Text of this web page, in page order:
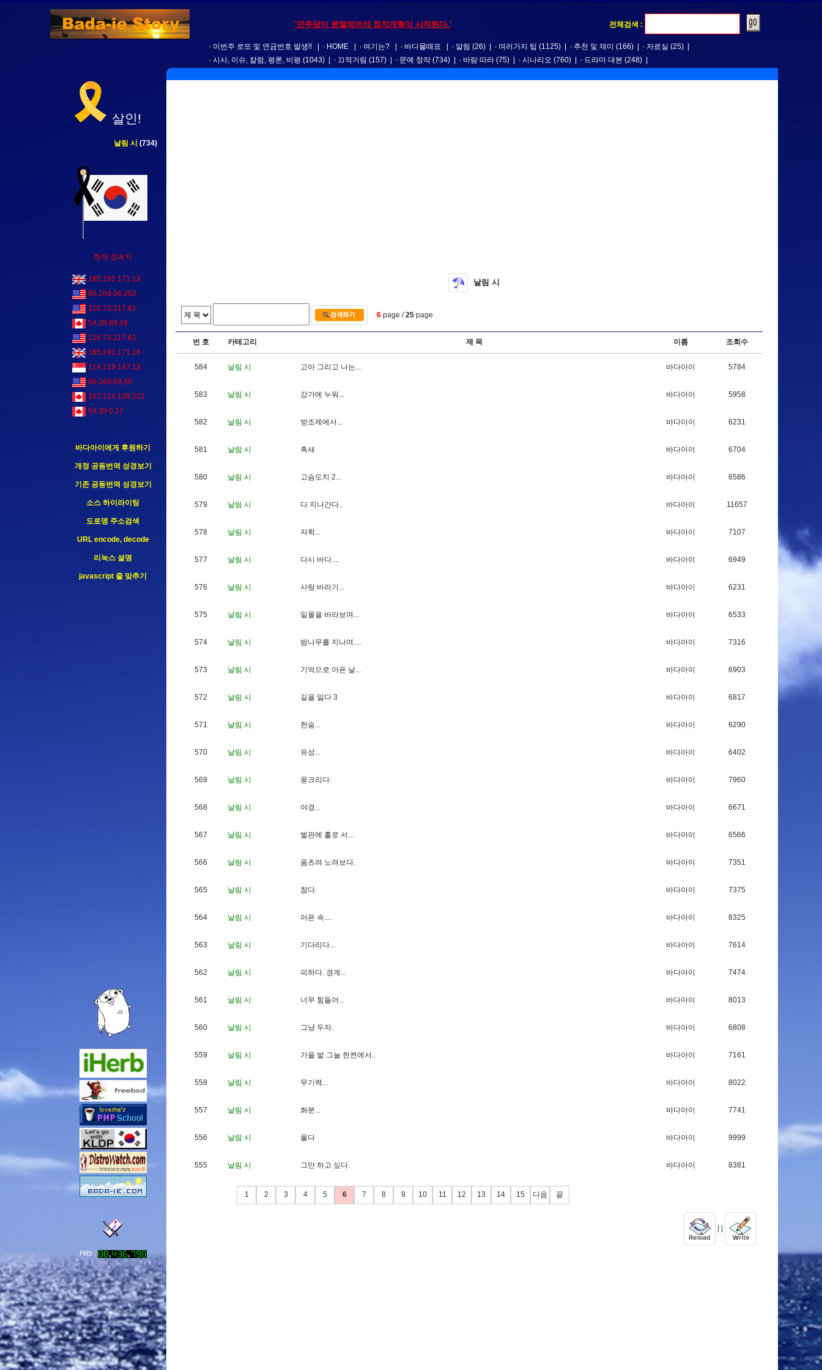
'민주당이 분열되어야 정치개혁이 시작된다.' 전체검색 :
이번주 로또 및 연금번호 발생!! HOME 여기는? 바다물때표 알림 (26) 여러가지 팁 (1125) 추천 및 재미 (166) 자료실 (25)
시사, 이슈, 칼럼, 평론, 비평 (1043) 끄적거림 (157) 문예 창작 (734) 바람 따라 (75) 시나리오 (760) 드라마 대본 (248)
살인!
날림 시 (734)
현재 접속자
185.191.171.13
85.208.96.202
216.73.217.61
54.39.89.48
216.73.217.61
185.191.171.16
114.119.147.13
66.249.68.35
167.114.139.221
54.39.0.17
바다아이에게 후원하기
개정 공동번역 성경보기
기존 공동번역 성경보기
소스 하이라이팅
도로명 주소검색
URL encode, decode
리눅스 설명
javascript 줄 맞추기
Hits :
날림 시
6 page /25 page
번 호 카테고리 제 목 이름 조회수
584 날림 시 고아 그리 고 나는... 바다아이 5784
583 날림 시 강가에 누워 ... 바다아이 5958
582 날림 시 방조제 에 서 ... 바다아이 6231
581 날림 시 촉새 바다아이 6704
580 날림 시 고슴도치 2... 바다아이 6586
579 날림 시 다 지 나간다.. 바다아이 11657
578 날림 시 자학... 바다아이 7107
577 날림 시 다시 바다.... 바다아이 6949
576 날림 시 사랑 바라기 ... 바다아이 6231
575 날림 시 일 몰을 바라보며 ... 바다아이 6533
574 날림 시 밤나무를 지 나며 .... 바다아이 7316
573 날림 시 기 억 으로 아픈 날... 바다아이 6903
572 날림 시 길 을 잃다 3 바다아이 6817
571 날림 시 한숨... 바다아이 6290
570 날림 시 유성... 바다아이 6402
569 날림 시 웅크리 다. 바다아이 7960
568 날림 시 야경... 바다아이 6671
567 날림 시 벌판에 홀로 서 ... 바다아이 6566
566 날림 시 움츠려 노려 보다. 바다아이 7351
565 날림 시 참다. 바다아이 7375
564 날림 시 아픈 속.... 바다아이 8325
563 날림 시 기 다리 다... 바다아이 7614
562 날림 시 피 하다. 경계 ... 바다아이 7474
561 날림 시 너 무 힘 들어 ... 바다아이 8013
560 날림 시 그냥 두자. 바다아이 6808
559 날림 시 가을 밭 그늘 한켠에 서 .. 바다아이 7161
558 날림 시 무기 력 ... 바다아이 8022
557 날림 시 화분... 바다아이 7741
556 날림 시 울다 바다아이 9999
555 날림 시 그만 하고 싶다. 바다아이 8381
1 2 3 4 5 6 7 8 9 10 11 12 13 14 15 다음 끝